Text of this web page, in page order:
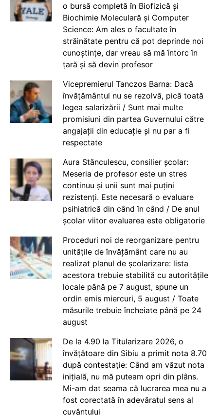
o bursă completă în Biofizică și
Biochimie Moleculară și Computer
Science: Am ales o facultate în
străinătate pentru că pot deprinde noi
cunoștințe, dar vreau să mă întorc în
țară și să devin profesor
Vicepremierul Tanczos Barna: Dacă
învățământul nu se rezolvă, pică toată
legea salarizării / Sunt mai multe
promisiuni din partea Guvernului către
angajații din educație și nu par a fi
respectate
Aura Stănculescu, consilier școlar:
Meseria de profesor este un stres
continuu și unii sunt mai puțini
rezistenți. Este necesară o evaluare
psihiatrică din când în când / De anul
școlar viitor evaluarea este obligatorie
Proceduri noi de reorganizare pentru
unitățile de învățământ care nu au
realizat planul de școlarizare: lista
acestora trebuie stabilită cu autoritățile
locale până pe 7 august, spune un
ordin emis miercuri, 5 august / Toate
măsurile trebuie încheiate până pe 24
august
De la 4.90 la Titularizare 2026, o
învățătoare din Sibiu a primit nota 8.70
după contestație: Când am văzut nota
inițială, nu mă puteam opri din plâns.
Mi-am dat seama că lucrarea mea nu a
fost corectată în adevăratul sens al
cuvântului